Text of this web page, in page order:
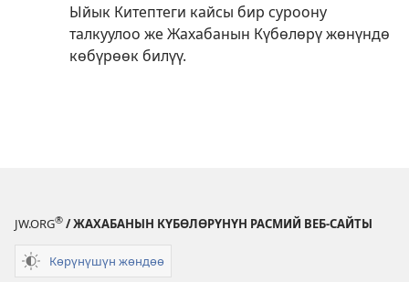
Ыйык Китептеги кайсы бир суроону
талкуулоо же Жахабанын Күбөлөрү жөнүндө
көбүрөөк билүү.
JW.ORG® / ЖАХАБАНЫН КҮБӨЛӨРҮНҮН РАСМИЙ ВЕБ-САЙТЫ
Көрүнүшүн жөндөө